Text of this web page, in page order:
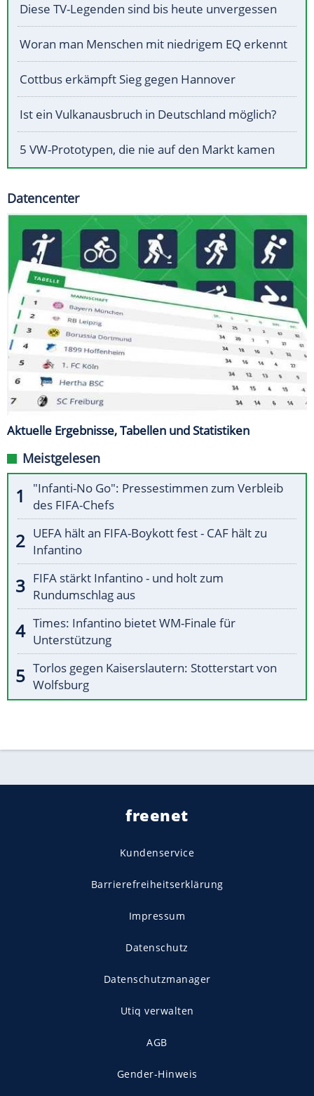
Diese TV-Legenden sind bis heute unvergessen
Woran man Menschen mit niedrigem EQ erkennt
Cottbus erkämpft Sieg gegen Hannover
Ist ein Vulkanausbruch in Deutschland möglich?
5 VW-Prototypen, die nie auf den Markt kamen
Datencenter
Aktuelle Ergebnisse, Tabellen und Statistiken
Meistgelesen
"Infanti-No Go": Pressestimmen zum Verbleib
des FIFA-Chefs
UEFA hält an FIFA-Boykott fest - CAF hält zu
Infantino
FIFA stärkt Infantino - und holt zum
Rundumschlag aus
Times: Infantino bietet WM-Finale für
Unterstützung
Torlos gegen Kaiserslautern: Stotterstart von
Wolfsburg
freenet
Kundenservice
Barrierefreiheitserklärung
Impressum
Datenschutz
Datenschutzmanager
Utiq verwalten
AGB
Gender-Hinweis